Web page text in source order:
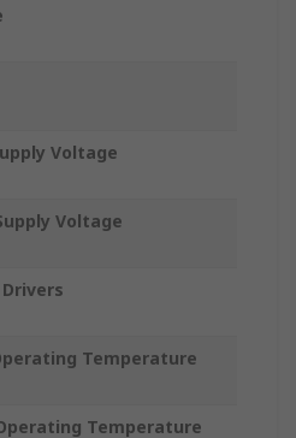
Voltage
Voltage
Temperature
Temperature